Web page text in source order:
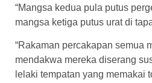
“Mangsa kedua pula putus
mangsa ketiga putus urat di
“Rakaman percakapan semua
mendakwa mereka diserang
lelaki tempatan yang memakai